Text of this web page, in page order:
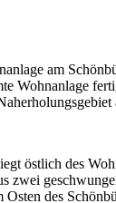
am
Wohnanlage
östlich des
zwei
Osten des